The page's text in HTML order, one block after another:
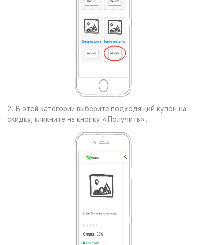
2. В этой категории выберите подходящий купон на
скидку, кликните на кнопку «Получить».